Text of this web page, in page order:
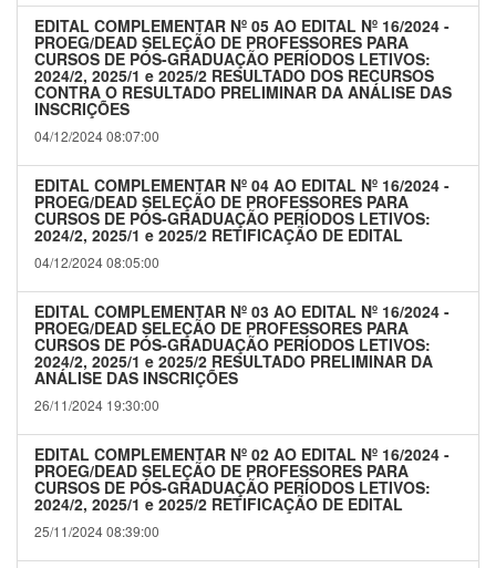
EDITAL COMPLEMENTAR Nº 05 AO EDITAL Nº 16/2024 -
PROEG/DEAD SELEÇÃO DE PROFESSORES PARA
CURSOS DE PÓS-GRADUAÇÃO PERÍODOS LETIVOS:
2024/2, 2025/1 e 2025/2 RESULTADO DOS RECURSOS
CONTRA O RESULTADO PRELIMINAR DA ANÁLISE DAS
INSCRIÇÕES
04/12/2024 08:07:00
EDITAL COMPLEMENTAR Nº 04 AO EDITAL Nº 16/2024 -
PROEG/DEAD SELEÇÃO DE PROFESSORES PARA
CURSOS DE PÓS-GRADUAÇÃO PERÍODOS LETIVOS:
2024/2, 2025/1 e 2025/2 RETIFICAÇÃO DE EDITAL
04/12/2024 08:05:00
EDITAL COMPLEMENTAR Nº 03 AO EDITAL Nº 16/2024 -
PROEG/DEAD SELEÇÃO DE PROFESSORES PARA
CURSOS DE PÓS-GRADUAÇÃO PERÍODOS LETIVOS:
2024/2, 2025/1 e 2025/2 RESULTADO PRELIMINAR DA
ANÁLISE DAS INSCRIÇÕES
26/11/2024 19:30:00
EDITAL COMPLEMENTAR Nº 02 AO EDITAL Nº 16/2024 -
PROEG/DEAD SELEÇÃO DE PROFESSORES PARA
CURSOS DE PÓS-GRADUAÇÃO PERÍODOS LETIVOS:
2024/2, 2025/1 e 2025/2 RETIFICAÇÃO DE EDITAL
25/11/2024 08:39:00